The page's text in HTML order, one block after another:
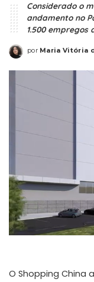
Considerado o
andamento no
1.500 empregos
por Maria Vitória
O Shopping China